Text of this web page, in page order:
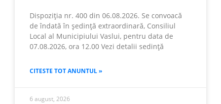
Dispoziția nr. 400 din 06.08.2026. Se convoacă
de îndată în ședință extraordinară, Consiliul
Local al Municipiului Vaslui, pentru data de
07.08.2026, ora 12.00 Vezi detalii sedință
CITESTE TOT ANUNTUL »
6 august, 2026